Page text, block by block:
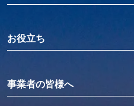
お役立ち
事業者の皆様へ